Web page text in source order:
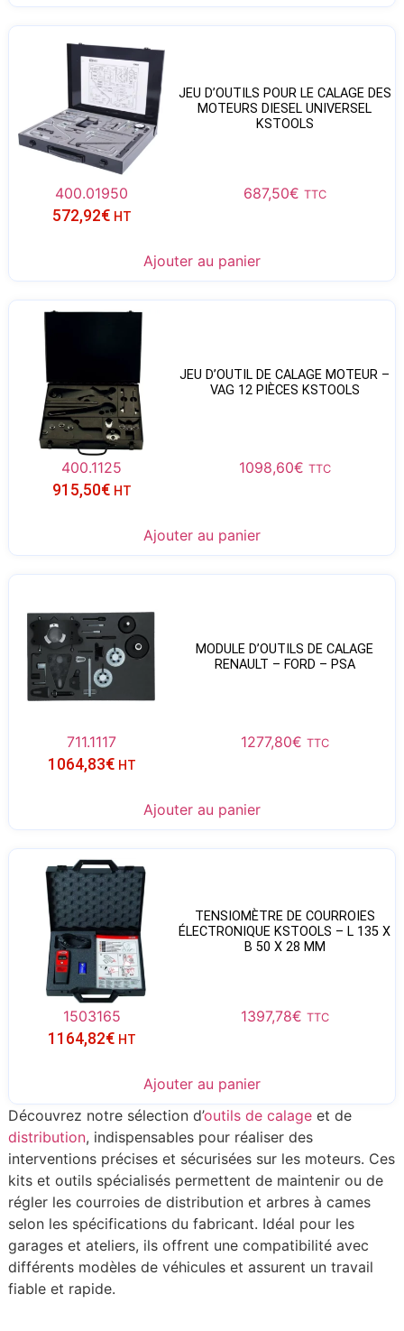
JEU D’OUTILS POUR LE CALAGE DES
MOTEURS DIESEL UNIVERSEL
KSTOOLS
400.01950 687,50€ TTC
572,92€ HT
Ajouter au panier
JEU D’OUTIL DE CALAGE MOTEUR –
VAG 12 PIÈCES KSTOOLS
400.1125 1098,60€ TTC
915,50€ HT
Ajouter au panier
MODULE D’OUTILS DE CALAGE
RENAULT – FORD – PSA
711.1117 1277,80€ TTC
1064,83€ HT
Ajouter au panier
TENSIOMÈTRE DE COURROIES
ÉLECTRONIQUE KSTOOLS – L 135 X
B 50 X 28 MM
1503165 1397,78€ TTC
1164,82€ HT
Ajouter au panier
Découvrez notre sélection d’outils de calageet de
distribution, indispensables pour réaliser des
interventions précises et sécurisées sur les moteurs. Ces
kits et outils spécialisés permettent de maintenir ou de
régler les courroies de distribution et arbres à cames
selon les spécifications du fabricant. Idéal pour les
garages et ateliers, ils offrent une compatibilité avec
différents modèles de véhicules et assurent un travail
fiable et rapide.